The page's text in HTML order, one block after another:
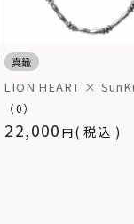
真鍮
LION HEART ×
ネックレス/2024年モデ
22,000 税込
（0）